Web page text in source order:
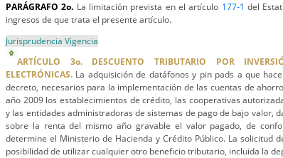
PARÁGRAFO 2o. La limitación prevista en el artículo 177-1 del
ingresos de que trata el presente artículo.
Jurisprudencia Vigencia
ARTÍCULO 3o. DESCUENTO TRIBUTARIO POR
ELECTRÓNICAS. La adquisición de datáfonos y pin pads a que
decreto, necesarios para la implementación de las cuentas de
año 2009 los establecimientos de crédito, las cooperativas
y las entidades administradoras de sistemas de pago de bajo valor,
sobre la renta del mismo año gravable el valor pagado, de
determine el Ministerio de Hacienda y Crédito Público. La solicitud
posibilidad de utilizar cualquier otro beneficio tributario, incluida la